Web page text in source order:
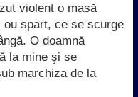
violent o masă
ou spart, ce se scurge
O doamnă
la mine şi se
marchiza de la